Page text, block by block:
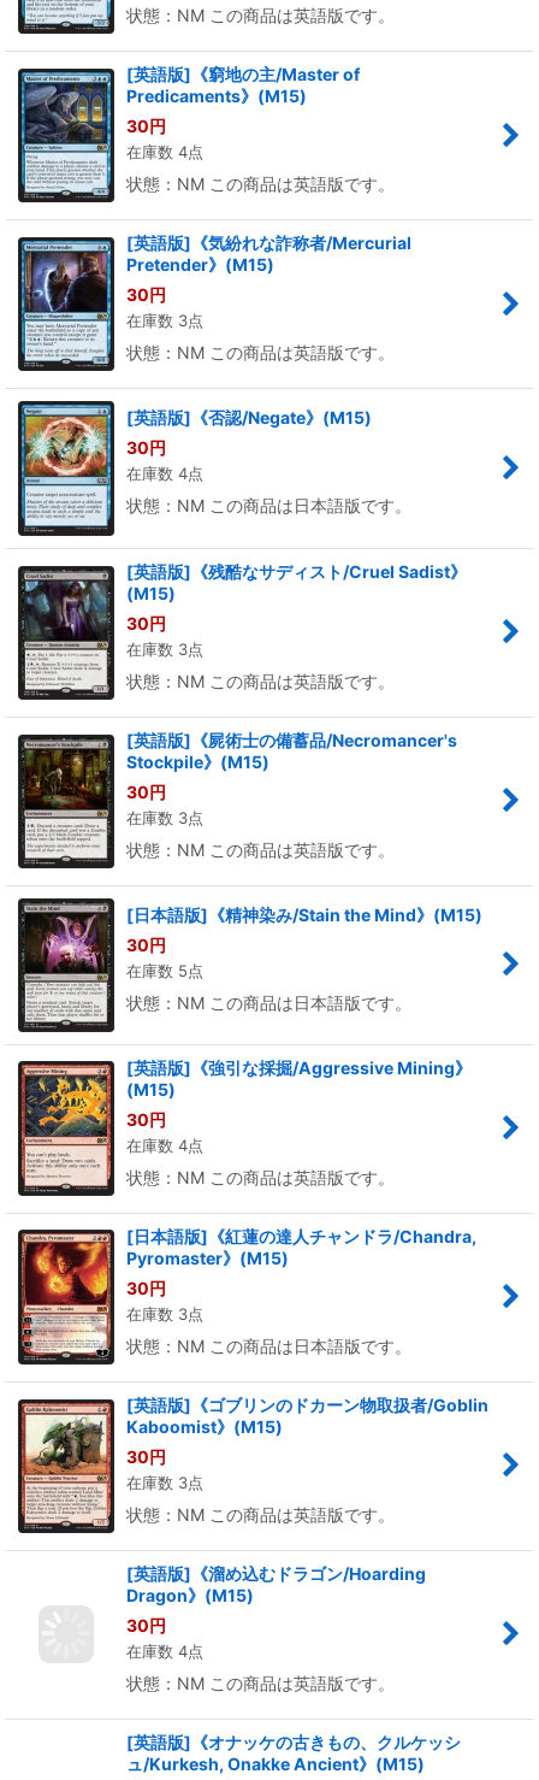
状態：NM この商品は英語版です。
[英語版]《窮地の主/Master of
Predicaments》(M15)
30円
在庫数 4点
状態：NM この商品は英語版です。
[英語版]《気紛れな詐称者/Mercurial
Pretender》(M15)
30円
在庫数 3点
状態：NM この商品は英語版です。
[英語版]《否認/Negate》(M15)
30円
在庫数 4点
状態：NM この商品は日本語版です。
[英語版]《残酷なサディスト/Cruel Sadist》
(M15)
30円
在庫数 3点
状態：NM この商品は英語版です。
[英語版]《屍術士の備蓄品/Necromancer's
Stockpile》(M15)
30円
在庫数 3点
状態：NM この商品は英語版です。
[日本語版]《精神染み/Stain the Mind》(M15)
30円
在庫数 5点
状態：NM この商品は日本語版です。
[英語版]《強引な採掘/Aggressive Mining》
(M15)
30円
在庫数 4点
状態：NM この商品は英語版です。
[日本語版]《紅蓮の達人チャンドラ/Chandra,
Pyromaster》(M15)
30円
在庫数 3点
状態：NM この商品は日本語版です。
[英語版]《ゴブリンのドカーン物取扱者/Goblin
Kaboomist》(M15)
30円
在庫数 3点
状態：NM この商品は英語版です。
[英語版]《溜め込むドラゴン/Hoarding
Dragon》(M15)
30円
在庫数 4点
状態：NM この商品は英語版です。
[英語版]《オナッケの古きもの、クルケッシ
ュ/Kurkesh, Onakke Ancient》(M15)